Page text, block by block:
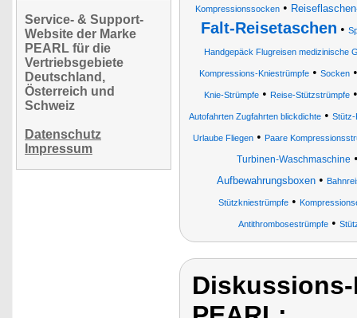
Service- & Support-
Website der Marke
PEARL für die
Vertriebsgebiete
Deutschland,
Österreich und
Schweiz
Datenschutz
Impressum
Kompressionssocken •
Falt-Reisetaschen •
Handgepäck Flugreisen medizinische
Kompressions-Kniestrümpfe • Socken
Knie-Strümpfe• Reise-Stützstrümpfe
Autofahrten Zugfahrten blickdichte• Stütz-
Urlaube Fliegen• Paare
Turbinen-Waschmaschine
Aufbewahrungsboxen•
Stützkniestrümpfe •
Antithrombosestrümpfe•